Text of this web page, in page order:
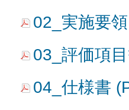
02_実施要
03_評価項
04_仕様書